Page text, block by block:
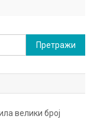
Претрага
за:
велики број